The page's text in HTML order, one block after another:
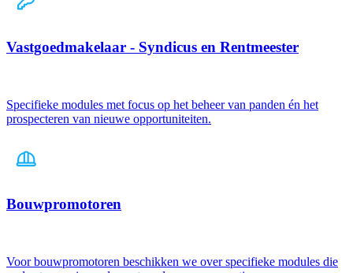
Vastgoedmakelaar - Syndicus en Rentmeester
Specifieke modules met focus op het beheer van panden én het
prospecteren van nieuwe opportuniteiten.
Bouwpromotoren
Voor bouwpromotoren beschikken we over specifieke modules die